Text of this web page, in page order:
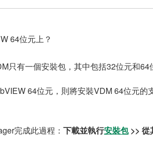
64位元上？
只有一個安裝包，其中包括32位元和64
64位元，則將安裝VDM 64位元的支
完成此過程： 下載並執行安裝包 >> 從